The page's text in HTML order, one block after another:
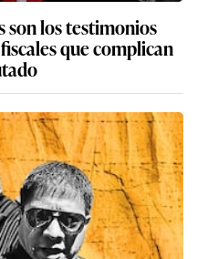
son los testimonios
que complican